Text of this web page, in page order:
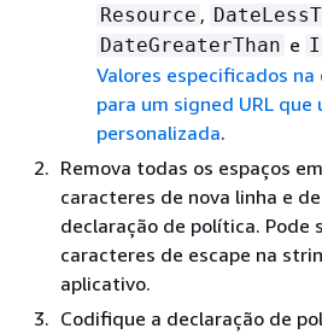
Resource ,
DateGreaterThan e
Valores especificados
para um signed URL que
personalizada.
Remova todas os espaços
caracteres de nova linha e
declaração de política. Pode
caracteres de escape na
aplicativo.
Codifique a declaração de